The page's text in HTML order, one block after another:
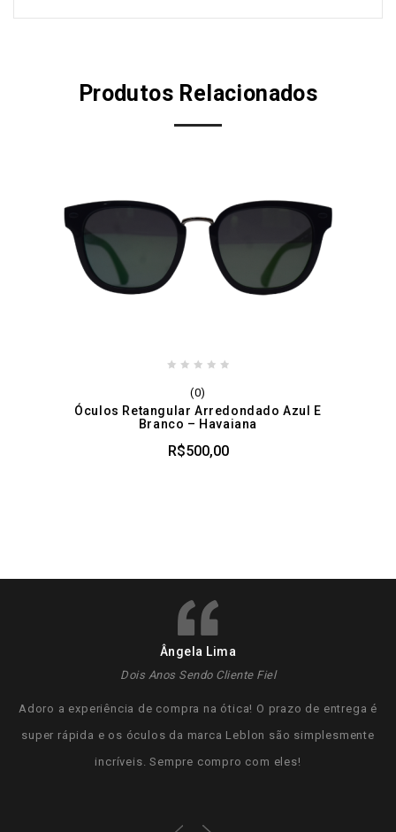
Produtos Relacionados
of
5
(0)
Óculos Retangular Arredondado Azul E
Branco – Havaiana
R$500,00
Ângela Lima
Dois Anos Sendo Cliente Fiel
Adoro a experiência de compra na ótica! O prazo de entrega é
super rápida e os óculos da marca Leblon são simplesmente
incríveis. Sempre compro com eles!